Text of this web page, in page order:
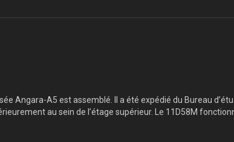
Angara-A5 est assemblé. Il a été expédié du Bureau
au sein de l’étage supérieur. Le 11D58M